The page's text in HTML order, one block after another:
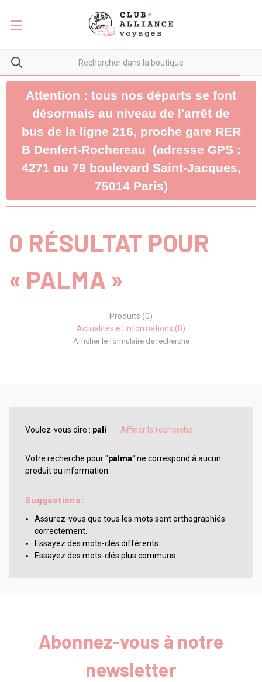
Attention : tous nos départs se font
désormais au niveau de l'arrêt de
bus de la ligne 216, proche gare RER
B Denfert-Rochereau (adresse GPS :
4271 ou 79 boulevard Saint-Jacques,
75014 Paris)
0 RÉSULTAT POUR
« PALMA »
Produits (0)
Actualités et informations (0)
Afficher le formulaire de recherche
Voulez-vous dire : pali Affiner la recherche
Votre recherche pour "palma" ne correspond à aucun
produit ou information.
Suggestions :
Assurez-vous que tous les mots sont orthographiés
correctement.
Essayez des mots-clés différents.
Essayez des mots-clés plus communs.
Abonnez-vous à notre
newsletter